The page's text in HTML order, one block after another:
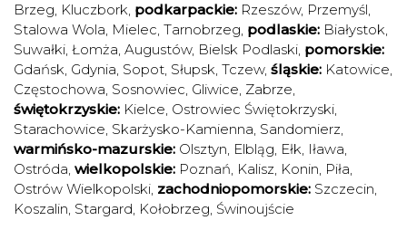
Brzeg, Kluczbork, podkarpackie: Rzeszów, Przemyśl,
Stalowa Wola, Mielec, Tarnobrzeg, podlaskie: Białystok,
Suwałki, Łomża, Augustów, Bielsk Podlaski, pomorskie:
Gdańsk, Gdynia, Sopot, Słupsk, Tczew, śląskie: Katowice,
Częstochowa, Sosnowiec, Gliwice, Zabrze,
świętokrzyskie: Kielce, Ostrowiec Świętokrzyski,
Starachowice, Skarżysko-Kamienna, Sandomierz,
warmińsko-mazurskie: Olsztyn, Elbląg, Ełk, Iława,
Ostróda, wielkopolskie: Poznań, Kalisz, Konin, Piła,
Ostrów Wielkopolski, zachodniopomorskie: Szczecin,
Koszalin, Stargard, Kołobrzeg, Świnoujście